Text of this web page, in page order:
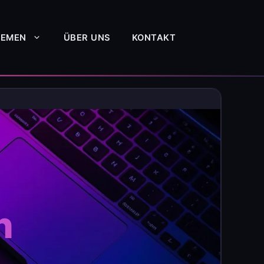
ÜBER UNS KONTAKT